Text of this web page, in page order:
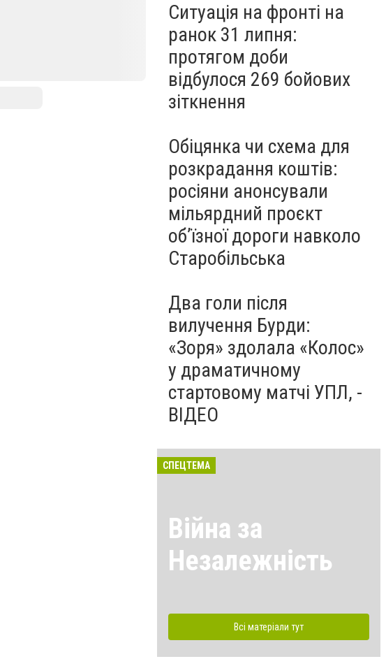
Ситуація на фронті на
ранок 31 липня:
протягом доби
відбулося 269 бойових
зіткнення
Обіцянка чи схема для
розкрадання коштів:
росіяни анонсували
мільярдний проєкт
об’їзної дороги навколо
Старобільська
Два голи після
вилучення Бурди:
«Зоря» здолала «Колос»
у драматичному
стартовому матчі УПЛ, -
ВІДЕО
СПЕЦТЕМА
Війна за
Незалежність
Всі матеріали тут